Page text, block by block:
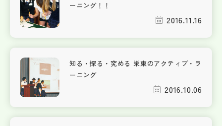
ーニング！！
2016.11.16
知る・探る・究める 栄東のアクティブ・ラ
ーニング
2016.10.06